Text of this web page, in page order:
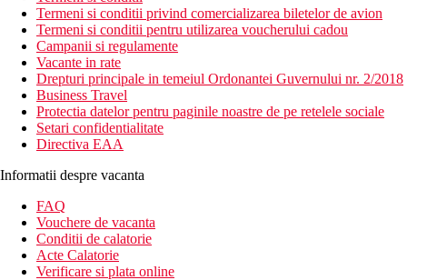
Termeni si conditii privind comercializarea biletelor de avion
Termeni si conditii pentru utilizarea voucherului cadou
Campanii si regulamente
Vacante in rate
Drepturi principale in temeiul Ordonantei Guvernului nr. 2/2018
Business Travel
Protectia datelor pentru paginile noastre de pe retelele sociale
Setari confidentialitate
Directiva EAA
Informatii despre vacanta
FAQ
Vouchere de vacanta
Conditii de calatorie
Acte Calatorie
Verificare si plata online